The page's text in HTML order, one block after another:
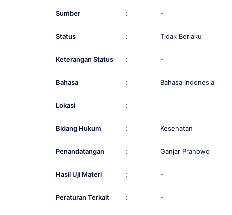
Sumber : -
Status : Tidak Berlaku
Keterangan Status : -
Bahasa : Bahasa Indonesia
Lokasi :
Bidang Hukum : Kesehatan
Penandatangan : Ganjar Pranowo
Hasil Uji Materi : -
Peraturan Terkait : -